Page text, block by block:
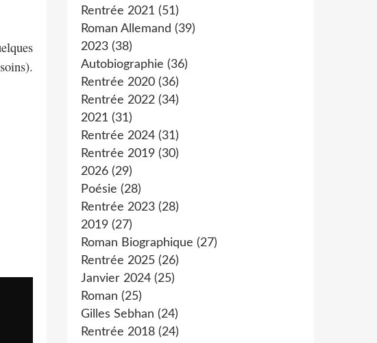
Rentrée 2021 (51)
Roman Allemand (39)
2023 (38)
Autobiographie (36)
Rentrée 2020 (36)
Rentrée 2022 (34)
2021 (31)
Rentrée 2024 (31)
Rentrée 2019 (30)
2026 (29)
Poésie (28)
Rentrée 2023 (28)
2019 (27)
Roman Biographique (27)
Rentrée 2025 (26)
Janvier 2024 (25)
Roman (25)
Gilles Sebhan (24)
Rentrée 2018 (24)